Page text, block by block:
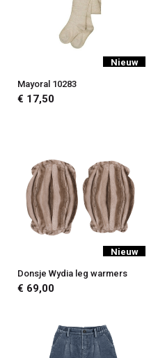
Nieuw
Mayoral 10283
€ 17,50
Nieuw
Donsje Wydia leg warmers
€ 69,00